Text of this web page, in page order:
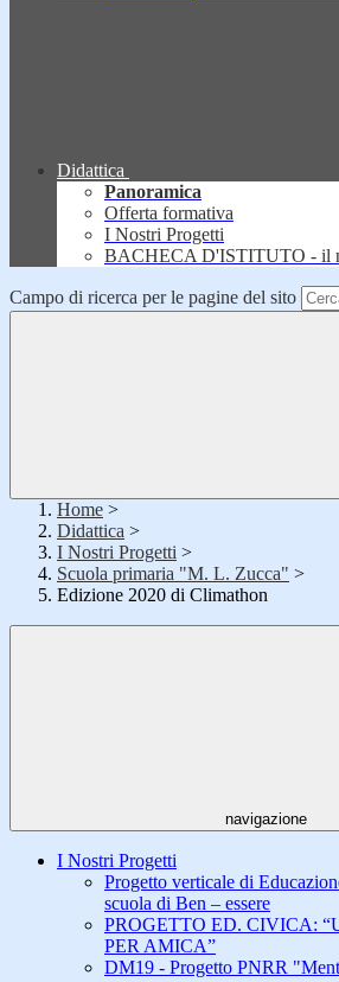
Didattica
Panoramica
Offerta formativa
I Nostri Progetti
BACHECA D'ISTITUTO - il
Campo di ricerca per le pagine del sito
Home >
Didattica >
I Nostri Progetti >
Scuola primaria "M. L. Zucca" >
Edizione 2020 di Climathon
navigazione
I Nostri Progetti
Progetto verticale di
scuola di Ben – essere
PROGETTO ED. CIVICA:
PER AMICA”
DM19 - Progetto PNRR